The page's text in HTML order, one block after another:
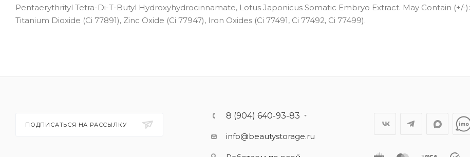
Pentaerythrityl Tetra-Di-T-Butyl Hydroxyhydrocinnamate, Lotus Japonicus Somatic Embryo Extract. May Contain (+/-):
Titanium Dioxide (Ci 77891), Zinc Oxide (Ci 77947), Iron Oxides (Ci 77491, Ci 77492, Ci 77499).
ПОДПИСАТЬСЯ НА РАССЫЛКУ
8 (904) 640-93-83
info@beautystorage.ru